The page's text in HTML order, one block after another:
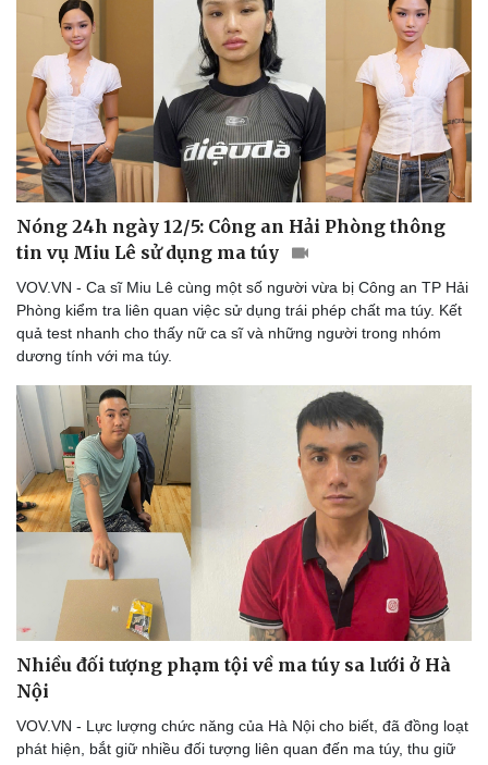
Thể thao
Bóng đá
Lịch thi đấu bóng đá
Thế giới thể thao
eSports
Hậu trường
Ô tô - Xe máy
Ô tô
Xe máy
Tư vấn
Nóng 24h ngày 12/5: Công an Hải Phòng thông
tin vụ Miu Lê sử dụng ma túy
VOV.VN - Ca sĩ Miu Lê cùng một số người vừa bị Công an TP Hải
Phòng kiểm tra liên quan việc sử dụng trái phép chất ma túy. Kết
quả test nhanh cho thấy nữ ca sĩ và những người trong nhóm
dương tính với ma túy.
Nhiều đối tượng phạm tội về ma túy sa lưới ở Hà
Nội
VOV.VN - Lực lượng chức năng của Hà Nội cho biết, đã đồng loạt
phát hiện, bắt giữ nhiều đối tượng liên quan đến ma túy, thu giữ